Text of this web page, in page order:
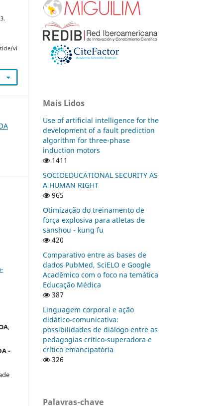
vi
,
-
Mais Lidos
Use of artificial intelligence for the
development of a fault prediction
algorithm for three-phase
induction motors
1411
SOCIOEDUCATIONAL SECURITY AS
A HUMAN RIGHT
965
Otimização do treinamento de
força explosiva para atletas de
sanshou - kung fu
420
Comparativo entre as bases de
dados PubMed, SciELO e Google
Acadêmico com o foco na temática
Educação Médica
387
Linguagem corporal e ação
didático-comunicativa:
possibilidades de diálogo entre as
pedagogias crítico-superadora e
crítico emancipatória
326
Palavras-chave